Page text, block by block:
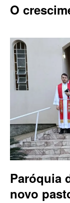
O
Paróquia
novo